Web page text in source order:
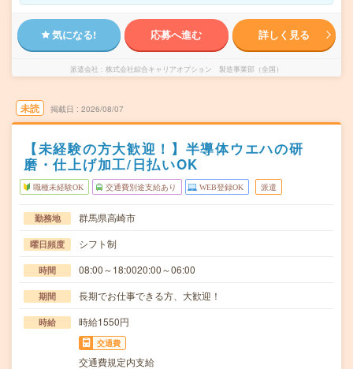
気になる! 応募へ進む 詳しく見る
派遣会社 株式会社綜合キャリアオプション 製造事業部（全国）
未読 掲載日 2026/08/07
【未経験の方大歓迎！】半導体ウエハの研
磨・仕上げ加工/日払いOK
職種未経験OK 交通費別途支給あり WEB登録OK 派遣
勤務地 群馬県高崎市
曜日頻度 シフト制
時間 08:00～18:0020:00～06:00
期間 長期でお仕事できる方、大歓迎！
時給 時給1550円
交通費
交通費規定内支給